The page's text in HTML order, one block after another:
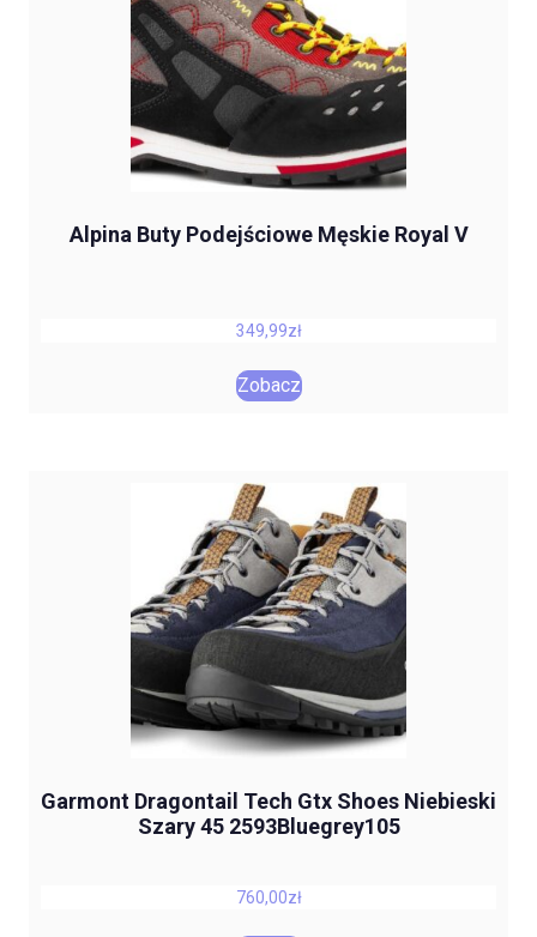
Alpina Buty Podejściowe Męskie Royal V
349,99zł
Zobacz
Garmont Dragontail Tech Gtx Shoes Niebieski
Szary 45 2593Bluegrey105
760,00zł